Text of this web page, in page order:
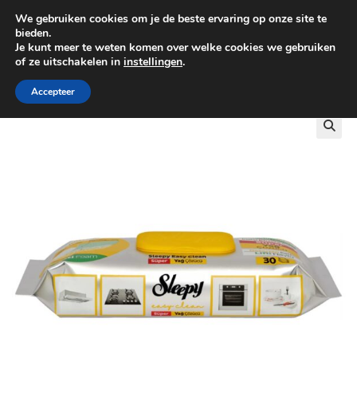
GRATIS BEZORGING VANAF €100
We gebruiken cookies om je de beste ervaring op onze site te
bieden.
Je kunt meer te weten komen over welke cookies we gebruiken
of ze uitschakelen in instellingen.
Accepteer